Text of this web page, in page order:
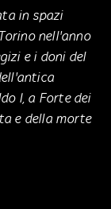
in spazi
nell'anno
e i doni del
I, a Forte dei
e della morte